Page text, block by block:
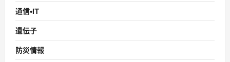
通信・IT
遺伝子
防災情報